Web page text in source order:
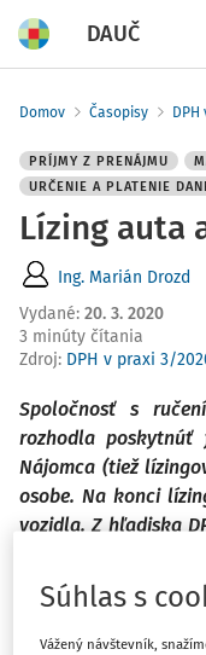
DAUČ
Domov Časopisy
PRÍJMY Z PRENÁJMU
URČENIE A PLATENIE
Lízing auta
Ing. Marián Drozd
Vydané: 20. 3. 2020
3 minúty čítania
Zdroj: DPH v praxi 3/
Spoločnosť s
rozhodla poskytnúť
Nájomca (tiež
osobe. Na konci
vozidla. Z hľadiska
vyfakturovaná pri
znamená, že na
ale splatná bude
Súhlas s
Vážený návštevník,